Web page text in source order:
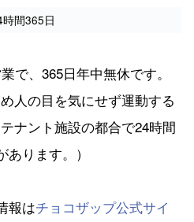
時間365日
で、365日年中無休です。
人の目を気にせず運動する
ナント施設の都合で24時間
ります。）
報はチョコザップ公式サイ